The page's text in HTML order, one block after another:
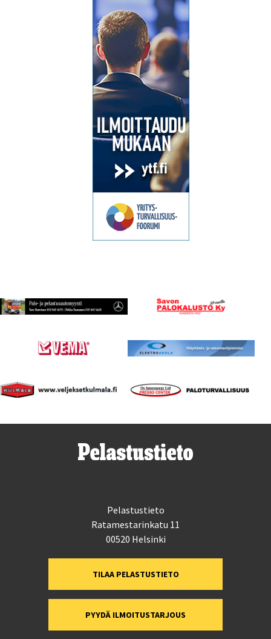
Pelastustieto
Ratamestarinkatu 11
00520 Helsinki
TILAA PELASTUSTIETO
PYYDÄ ILMOITUSTARJOUS